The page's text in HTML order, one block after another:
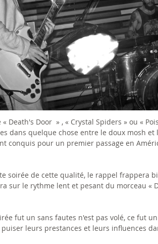
« Death's Door » , « Crystal Spiders » ou «
dans quelque chose entre le doux mosh
conquis pour un premier passage en
soirée de cette qualité, le rappel frappera
sur le rythme lent et pesant du morceau
fut un sans fautes n'est pas volé, ce fut
leurs prestances et leurs influences